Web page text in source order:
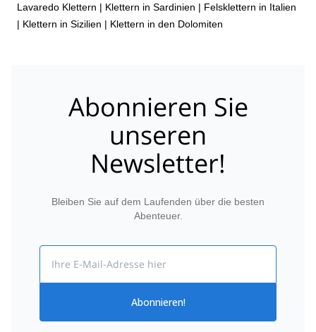
Lavaredo Klettern | Klettern in Sardinien | Felsklettern in Italien
| Klettern in Sizilien | Klettern in den Dolomiten
Abonnieren Sie
unseren
Newsletter!
Bleiben Sie auf dem Laufenden über die besten
Abenteuer.
Abonnieren!